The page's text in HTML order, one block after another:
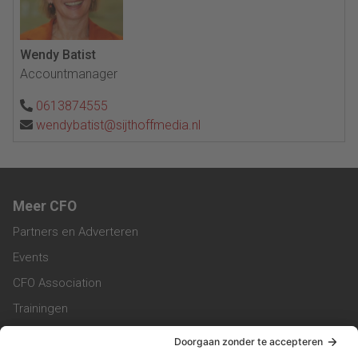
Wendy Batist
Accountmanager
0613874555
wendybatist@sijthoffmedia.nl
Meer CFO
Partners en Adverteren
Events
CFO Association
Trainingen